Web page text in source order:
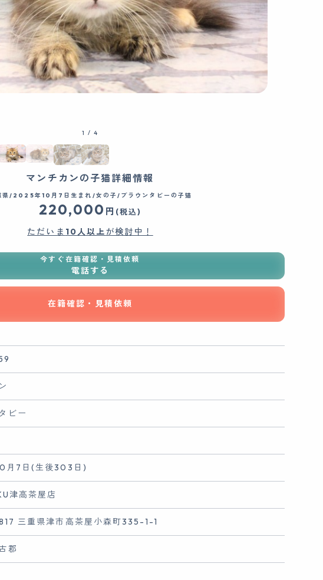
1 /4
マンチカンの子猫詳細情報
県/2025年10月7日生まれ/女の子/ブラウンタビーの子猫
220,000 円 (税込)
ただいま 10人以上が検討中！
今すぐ在籍確認・見積依頼
電話する
在籍確認・見積依頼
ビー
月7日(生後303日)
津高茶屋店
三重県津市高茶屋小森町335-1-1
郡